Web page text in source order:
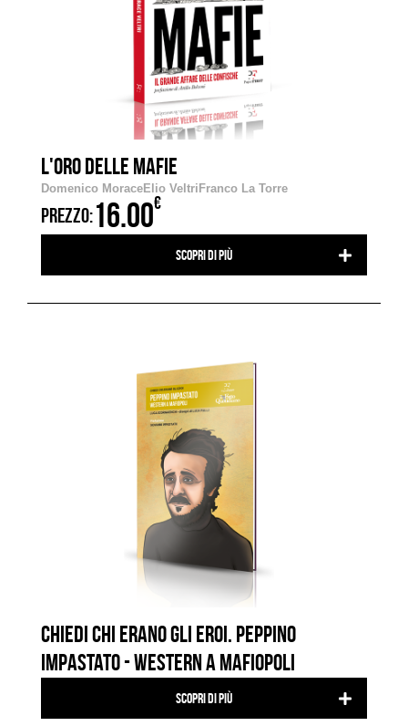
L'ORO DELLE MAFIE
Domenico Morace Elio Veltri Franco La Torre
PREZZO:16.00€
Scopri di più
CHIEDI CHI ERANO GLI EROI. PEPPINO
IMPASTATO - WESTERN A MAFIOPOLI
Scopri di più